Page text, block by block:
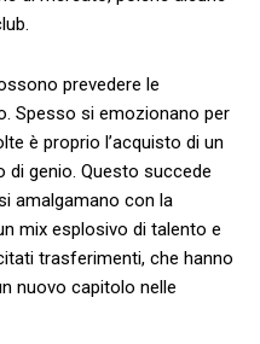
prevedere le
Spesso si ‌emozionano ⁤per
è proprio l’acquisto di un
di genio. Questo succede
amalgamano con la
mix esplosivo di talento e
trasferimenti, che hanno
nuovo capitolo nelle